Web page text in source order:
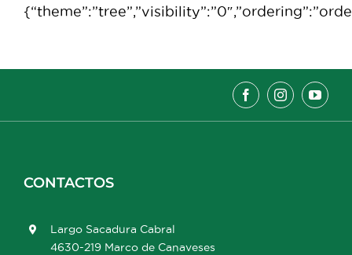
CONTACTOS
Largo Sacadura Cabral
4630-219 Marco de Canaveses